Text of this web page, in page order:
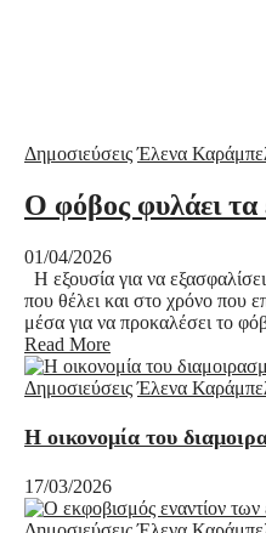
Δημοσιεύσεις Έλενα
Ο φόβος φυλάει τα
01/04/2026
Η εξουσία για να
που θέλει και στο χρόνο που
μέσα για να προκαλέσει το
Read More
Δημοσιεύσεις Έλενα
Η οικονομία του
17/03/2026